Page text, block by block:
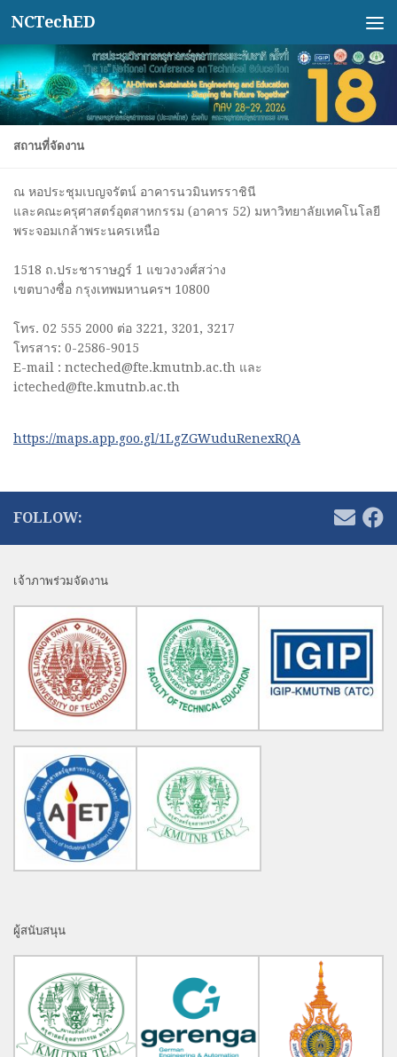
Skip to content
NCTechED
สถานที่จัดงาน
ณ หอประชุมเบญจรัตน์ อาคารนวมินทรราชินี
และคณะครุศาสตร์อุตสาหกรรม (อาคาร 52) มหาวิทยาลัยเทคโนโลยี
พระจอมเกล้าพระนครเหนือ
1518 ถ.ประชาราษฎร์ 1 แขวงวงศ์สว่าง
เขตบางซื่อ กรุงเทพมหานครฯ 10800
โทร. 02 555 2000 ต่อ 3221, 3201, 3217
โทรสาร: 0-2586-9015
E-mail : ncteched@fte.kmutnb.ac.th และ
icteched@fte.kmutnb.ac.th
https://maps.app.goo.gl/1LgZGWuduRenexRQA
FOLLOW:
เจ้าภาพร่วมจัดงาน
ผู้สนับสนุน